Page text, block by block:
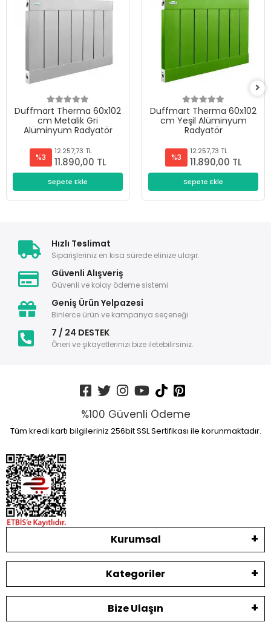
Duffmart Therma 60x102
cm Metalik Gri
Alüminyum Radyatör
%3
12.257,73 TL
11.890,00 TL
Sepete Ekle
Duffmart Therma 60x102
cm Yeşil Alüminyum
Radyatör
%3
12.257,73 TL
11.890,00 TL
Sepete Ekle
Hızlı Teslimat
Siparişleriniz en kısa sürede elinize ulaşır.
Güvenli Alışveriş
Güvenli ve kolay ödeme sistemi
Geniş Ürün Yelpazesi
Binlerce ürün ve kampanya seçeneği
7 / 24 DESTEK
Öneri ve şikayetlerinizi bize iletebilirsiniz.
%100 Güvenli Ödeme
Tüm kredi kartı bilgileriniz 256bit SSL Sertifikası ile korunmaktadır.
Kurumsal
Kategoriler
Bize Ulaşın